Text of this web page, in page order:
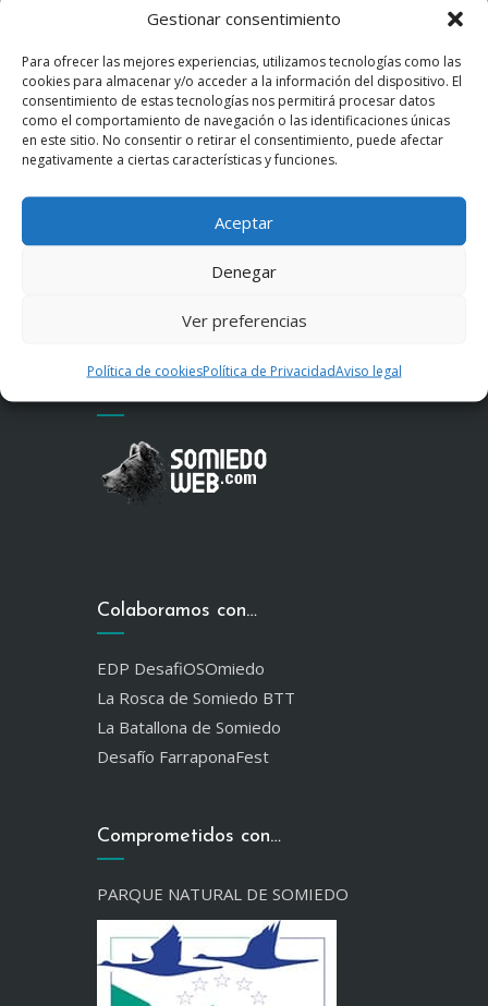
Gestionar consentimiento
Para ofrecer las mejores experiencias, utilizamos tecnologías como las
cookies para almacenar y/o acceder a la información del dispositivo. El
consentimiento de estas tecnologías nos permitirá procesar datos
como el comportamiento de navegación o las identificaciones únicas
en este sitio. No consentir o retirar el consentimiento, puede afectar
negativamente a ciertas características y funciones.
Aceptar
Denegar
Ver preferencias
Política de cookiesPolítica de PrivacidadAviso legal
Tras la huella del oso: Por qué
este año
Somiedo en Invierno: Silencio, Tradición
y Hogares Encendidos
Somiedo en imágenes: paisajes que
Costumbres y gastronomía en los
Colaboramos con…
EDP DesafiOSOmiedo
La Rosca de Somiedo BTT
La Batallona de Somiedo
Desafío FarraponaFest
Comprometidos con…
PARQUE NATURAL DE SOMIEDO